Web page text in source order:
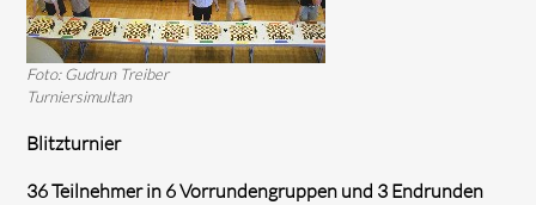
Foto: Gudrun Treiber
Turniersimultan
Blitzturnier
36 Teilnehmer in 6 Vorrundengruppen und 3 Endrunden